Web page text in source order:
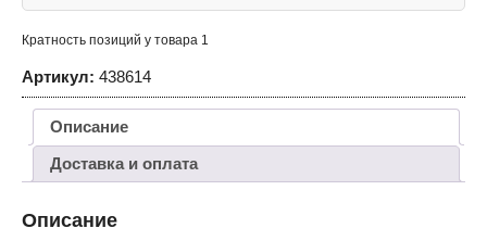
Кратность позиций у товара 1
Артикул: 438614
Описание
Доставка и оплата
Описание